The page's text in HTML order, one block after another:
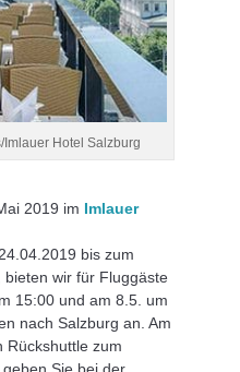
Hotel Salzburg
2019 im Imlauer
bis zum
wir für Fluggäste
15:00 und am 8.5. um
nach Salzburg an. Am
Rückshuttle zum